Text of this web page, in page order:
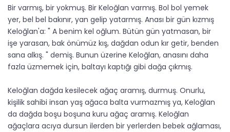
Bir varmış, bir yokmuş. Bir Keloğlan varmış. Bol bol yemek
yer, bel bel bakınır, yan gelip yatarmış. Anası bir gün kızmış
Keloğlan'a: " A benim kel oğlum. Bütün gün yatmasan, bir
işe yarasan, bak önümüz kış, dağdan odun kır getir, benden
sana alkış. " demiş. Bunun üzerine Keloğlan, anasını daha
fazla üzmemek için, baltayı kaptığı gibi dağa çıkmış.
Keloğlan dağda kesilecek ağaç aramış, durmuş. Onurlu,
kişilik sahibi insan yaş ağaca balta vurmazmış ya, Keloğlan
da dağda boşu boşuna kuru ağaç aramış. Keloğlan
ağaçlara acıya dursun ilerden bir yerlerden bebek ağlaması,